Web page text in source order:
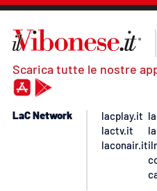
Scarica tutte le nostre
LaC Network
lacplay.it
lactv.it
laconair.it